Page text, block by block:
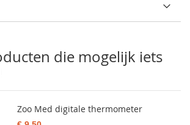
die mogelijk iets
Zoo Med digitale thermometer